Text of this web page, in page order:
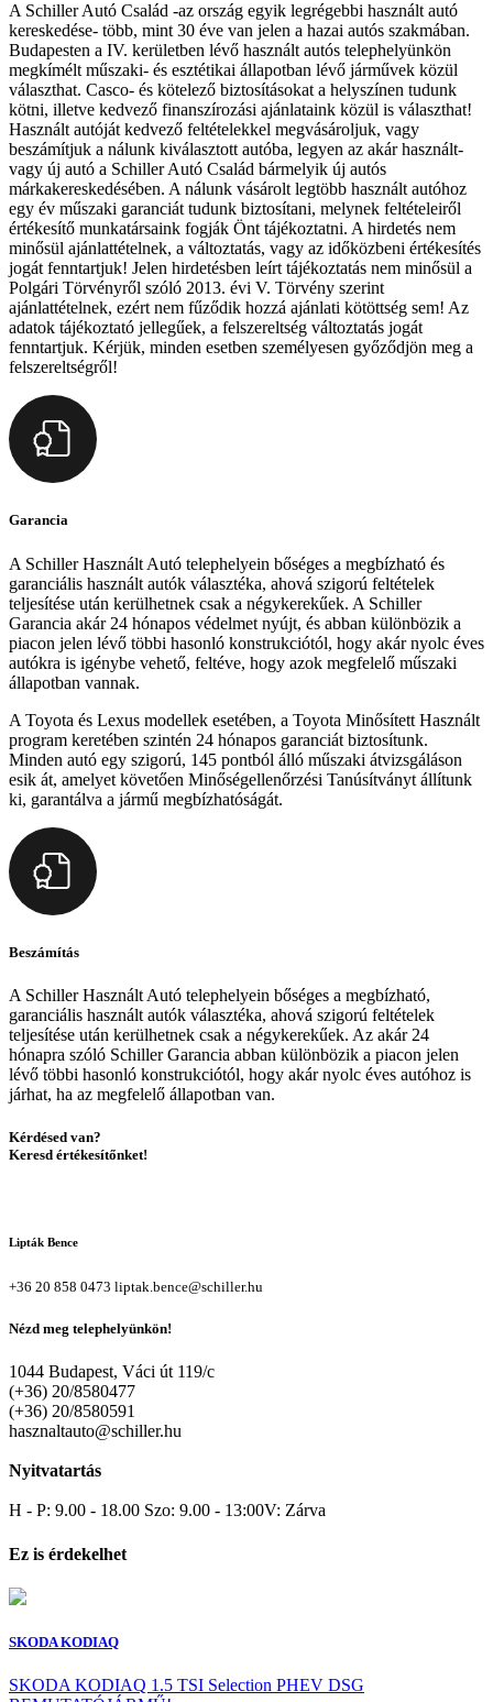
A Schiller Autó Család -az ország egyik legrégebbi használt autó
kereskedése- több, mint 30 éve van jelen a hazai autós szakmában.
Budapesten a IV. kerületben lévő használt autós telephelyünkön
megkímélt műszaki- és esztétikai állapotban lévő járművek közül
választhat. Casco- és kötelező biztosításokat a helyszínen tudunk
kötni, illetve kedvező finanszírozási ajánlataink közül is választhat!
Használt autóját kedvező feltételekkel megvásároljuk, vagy
beszámítjuk a nálunk kiválasztott autóba, legyen az akár használt-
vagy új autó a Schiller Autó Család bármelyik új autós
márkakereskedésében. A nálunk vásárolt legtöbb használt autóhoz
egy év műszaki garanciát tudunk biztosítani, melynek feltételeiről
értékesítő munkatársaink fogják Önt tájékoztatni. A hirdetés nem
minősül ajánlattételnek, a változtatás, vagy az időközbeni értékesítés
jogát fenntartjuk! Jelen hirdetésben leírt tájékoztatás nem minősül a
Polgári Törvényről szóló 2013. évi V. Törvény szerint
ajánlattételnek, ezért nem fűződik hozzá ajánlati kötöttség sem! Az
adatok tájékoztató jellegűek, a felszereltség változtatás jogát
fenntartjuk. Kérjük, minden esetben személyesen győződjön meg a
felszereltségről!
Garancia
A Schiller Használt Autó telephelyein bőséges a megbízható és
garanciális használt autók választéka, ahová szigorú feltételek
teljesítése után kerülhetnek csak a négykerekűek. A Schiller
Garancia akár 24 hónapos védelmet nyújt, és abban különbözik a
piacon jelen lévő többi hasonló konstrukciótól, hogy akár nyolc éves
autókra is igénybe vehető, feltéve, hogy azok megfelelő műszaki
állapotban vannak.
A Toyota és Lexus modellek esetében, a Toyota Minősített Használt
program keretében szintén 24 hónapos garanciát biztosítunk.
Minden autó egy szigorú, 145 pontból álló műszaki átvizsgáláson
esik át, amelyet követően Minőségellenőrzési Tanúsítványt állítunk
ki, garantálva a jármű megbízhatóságát.
Beszámítás
A Schiller Használt Autó telephelyein bőséges a megbízható,
garanciális használt autók választéka, ahová szigorú feltételek
teljesítése után kerülhetnek csak a négykerekűek. Az akár 24
hónapra szóló Schiller Garancia abban különbözik a piacon jelen
lévő többi hasonló konstrukciótól, hogy akár nyolc éves autóhoz is
járhat, ha az megfelelő állapotban van.
Kérdésed van?
Keresd értékesítőnket!
Lipták Bence
+36 20 858 0473 liptak.bence@schiller.hu
Nézd meg telephelyünkön!
1044 Budapest, Váci út 119/c
(+36) 20/8580477
(+36) 20/8580591
hasznaltauto@schiller.hu
Nyitvatartás
H - P: 9.00 - 18.00 Szo: 9.00 - 13:00V: Zárva
Ez is érdekelhet
SKODA KODIAQ
SKODA KODIAQ 1.5 TSI Selection PHEV DSG